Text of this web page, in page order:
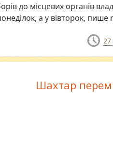
до місцевих органів
а у вівторок, пише
Шахтар